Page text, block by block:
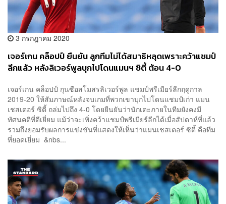
3 กรกฎาคม 2020
เจอร์เกน คล็อปป์ ยืนยัน ลูกทีมไม่ได้สมาธิหลุดเพราะคว้าแชมป์
ลีกแล้ว หลังลิเวอร์พูลบุกไปโดนแมนฯ ซิตี้ ต้อน 4-0
เจอร์เกน คล็อปป์ กุนซือสโมสรลิเวอร์พูล แชมป์พรีเมียร์ลีกฤดูกาล
2019-20 ให้สัมภาษณ์หลังจบเกมที่พวกเขาบุกไปโดนแชมป์เก่า แมน
เชสเตอร์ ซิตี้ ถล่มไปถึง 4-0 โดยยืนยันว่านักเตะภายในทีมยังคงมี
ทัศนคติที่ดีเยี่ยม แม้ว่าจะเพิ่งคว้าแชมป์พรีเมียร์ลีกได้เมื่อสัปดาห์ที่แล้ว
รวมถึงยอมรับผลการแข่งขันที่แสดงให้เห็นว่าแมนเชสเตอร์ ซิตี้ คือทีม
ที่ยอดเยี่ยม &nbs...